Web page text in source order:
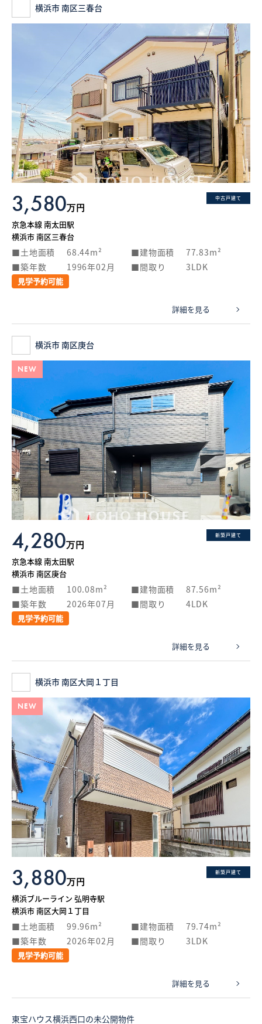
横浜市 南区三春台
中古戸建て
3,580万円
京急本線 南太田駅
横浜市 南区三春台
土地面積 68.44m² 建物面積
77.83m²
築年数
1996年02月 間取り 3LDK
見学予約可能
詳細を見る
横浜市 南区庚台
NEW
新築戸建て
4,280万円
京急本線 南太田駅
横浜市 南区庚台
土地面積 100.08m² 建物面積
87.56m²
築年数
2026年07月 間取り 4LDK
見学予約可能
詳細を見る
横浜市 南区大岡１丁目
NEW
新築戸建て
3,880万円
横浜ブルーライン 弘明寺駅
横浜市 南区大岡１丁目
土地面積 99.96m² 建物面積
79.74m²
築年数
2026年02月 間取り 3LDK
見学予約可能
詳細を見る
東宝ハウス横浜西口の未公開物件